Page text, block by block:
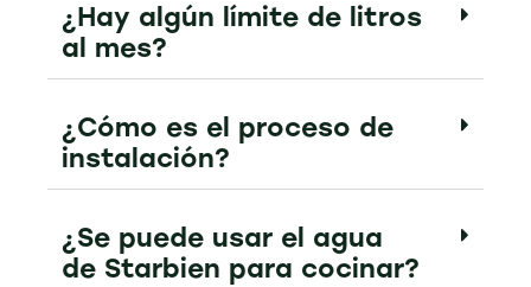
¿Hay algún límite de litros
al mes?
¿Cómo es el proceso de
instalación?
¿Se puede usar el agua
de Starbien para cocinar?